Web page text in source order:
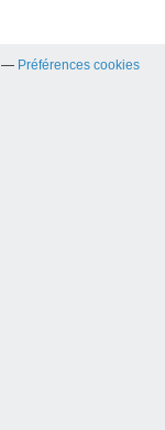
Préférences cookies